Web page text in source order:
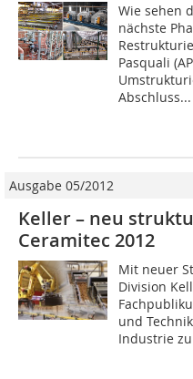
Wie sehen
nächste
Pasquali
Abschluss...
Ausgabe 05/2012
Keller – neu
Ceramitec 2012
Mit neuer
Division
und
Industrie